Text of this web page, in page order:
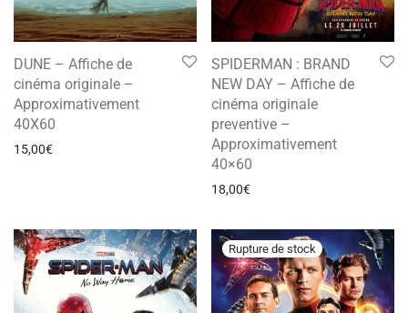
DUNE – Affiche de
cinéma originale –
Approximativement
40X60
15,00€
SPIDERMAN : BRAND
NEW DAY – Affiche de
cinéma originale
preventive –
Approximativement
40×60
18,00€